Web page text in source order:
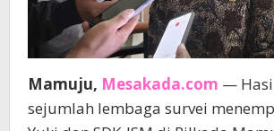
Mamuju, Mesakada.com —
sejumlah lembaga survei